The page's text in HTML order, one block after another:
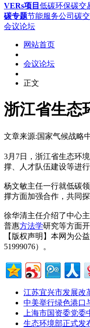
VERs项目 低碳环保碳交
碳专题节能服务公司 碳
会议论坛
网站首页
会议论坛
正文
浙江省生态
文章来源:国家气候战略
3月7日，浙江省生态环
撑、人才队伍建设等进
杨文敏主任一行就低碳
撑方面加强合作，共同探
徐华清主任介绍了中心
普惠方法学研究等方面
【版权声明】本网为公
51999076）。
江苏宜兴市发展改
中美举行绿色港口
上海市国资委党
生态环境部正式发